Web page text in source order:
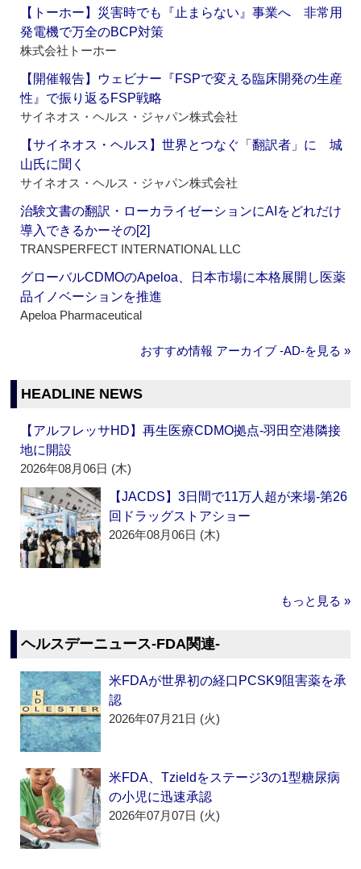
【トーホー】災害時でも『止まらない』事業へ 非常用
発電機で万全のBCP対策
株式会社トーホー
【開催報告】ウェビナー『FSPで変える臨床開発の生産
性』で振り返るFSP戦略
サイネオス・ヘルス・ジャパン株式会社
【サイネオス・ヘルス】世界とつなぐ「翻訳者」に 城
山氏に聞く
サイネオス・ヘルス・ジャパン株式会社
治験文書の翻訳・ローカライゼーションにAIをどれだけ
導入できるかーその[2]
TRANSPERFECT INTERNATIONAL LLC
グローバルCDMOのApeloa、日本市場に本格展開し医薬
品イノベーションを推進
Apeloa Pharmaceutical
おすすめ情報 アーカイブ ‐AD‐を見る »
HEADLINE NEWS
【アルフレッサHD】再生医療CDMO拠点‐羽田空港隣接
地に開設
2026年08月06日 (木)
【JACDS】3日間で11万人超が来場‐第26
回ドラッグストアショー
2026年08月06日 (木)
もっと見る »
ヘルスデーニュース‐FDA関連‐
米FDAが世界初の経口PCSK9阻害薬を承
認
2026年07月21日 (火)
米FDA、Tzieldをステージ3の1型糖尿病
の小児に迅速承認
2026年07月07日 (火)